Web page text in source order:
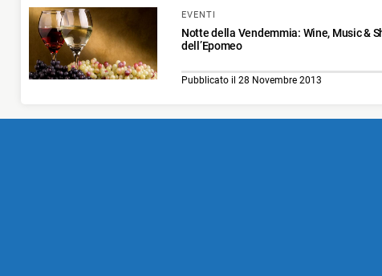
EVENTI
Notte della Vendemmia: Wine, Music &
dell’Epomeo
Pubblicato il 28 Novembre 2013